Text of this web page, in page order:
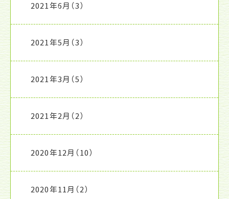
2021年6月 （3）
2021年5月 （3）
2021年3月 （5）
2021年2月 （2）
2020年12月 （10）
2020年11月 （2）